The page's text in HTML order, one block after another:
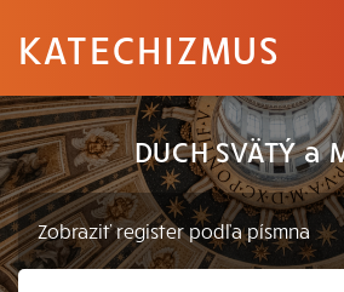
KATECHIZMUS
DUCH SVÄTÝ a